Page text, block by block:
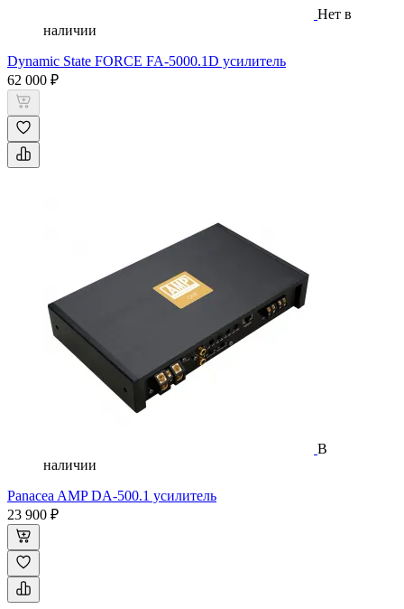
Нет в
наличии
Dynamic State FORCE FA-5000.1D усилитель
62 000 ₽
В
наличии
Panacea AMP DA-500.1 усилитель
23 900 ₽